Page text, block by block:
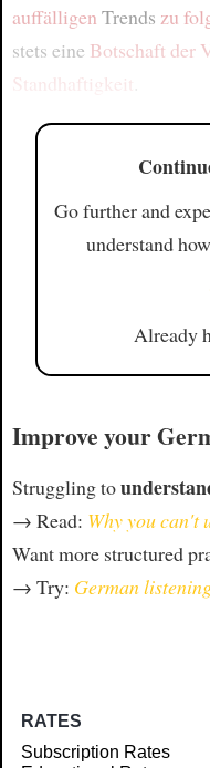
auffälligen Trends zu
stets eine Botschaft der
Standhaftigkeit
Go further and
understand
Already
Improve your
Struggling to
→ Read: Why you can't
Want more structured
→ Try: German
RATES
Subscription Rates